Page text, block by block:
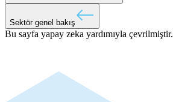
Sektör genel bakış
Bu sayfa yapay zeka yardımıyla çevrilmiştir.